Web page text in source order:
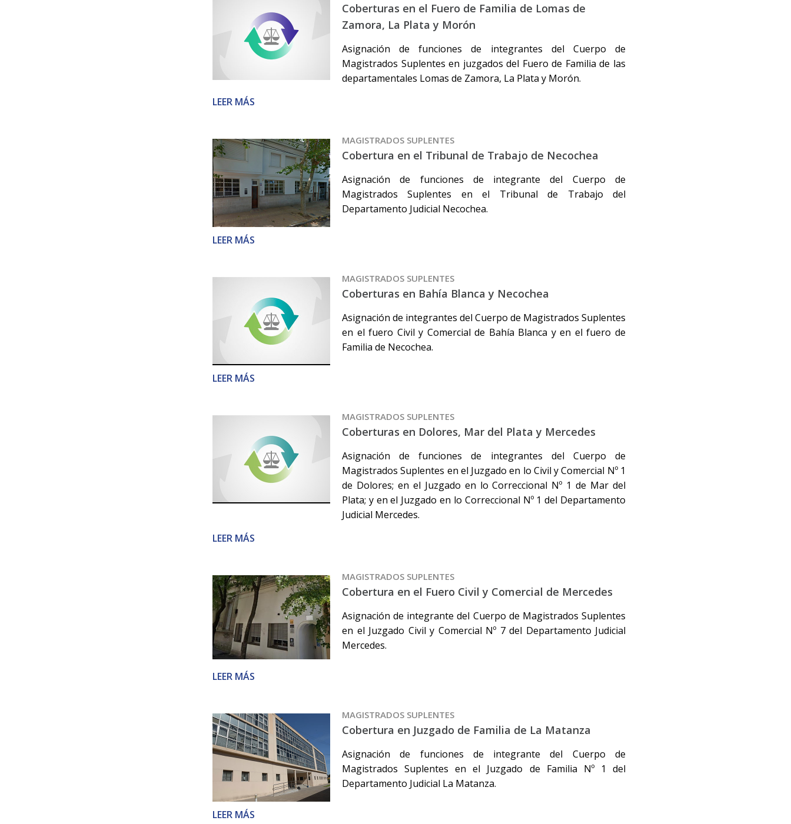
Coberturas en el Fuero de Familia de Lomas de
Zamora, La Plata y Morón
Asignación de funciones de integrantes del Cuerpo de
Magistrados Suplentes en juzgados del Fuero de Familia de las
departamentales Lomas de Zamora, La Plata y Morón.
LEER MÁS
MAGISTRADOS SUPLENTES
Cobertura en el Tribunal de Trabajo de Necochea
Asignación de funciones de integrante del Cuerpo de
Magistrados Suplentes en el Tribunal de Trabajo del
Departamento Judicial Necochea.
LEER MÁS
MAGISTRADOS SUPLENTES
Coberturas en Bahía Blanca y Necochea
Asignación de integrantes del Cuerpo de Magistrados Suplentes
en el fuero Civil y Comercial de Bahía Blanca y en el fuero de
Familia de Necochea.
LEER MÁS
MAGISTRADOS SUPLENTES
Coberturas en Dolores, Mar del Plata y Mercedes
Asignación de funciones de integrantes del Cuerpo de
Magistrados Suplentes en el Juzgado en lo Civil y Comercial Nº 1
de Dolores; en el Juzgado en lo Correccional Nº 1 de Mar del
Plata; y en el Juzgado en lo Correccional Nº 1 del Departamento
Judicial Mercedes.
LEER MÁS
MAGISTRADOS SUPLENTES
Cobertura en el Fuero Civil y Comercial de Mercedes
Asignación de integrante del Cuerpo de Magistrados Suplentes
en el Juzgado Civil y Comercial Nº 7 del Departamento Judicial
Mercedes.
LEER MÁS
MAGISTRADOS SUPLENTES
Cobertura en Juzgado de Familia de La Matanza
Asignación de funciones de integrante del Cuerpo de
Magistrados Suplentes en el Juzgado de Familia Nº 1 del
Departamento Judicial La Matanza.
LEER MÁS